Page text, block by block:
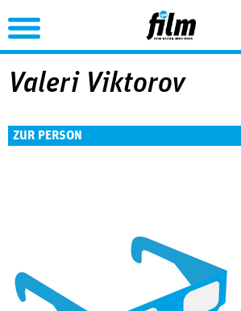
Jump to Navigation
Valeri Viktorov
ZUR PERSON